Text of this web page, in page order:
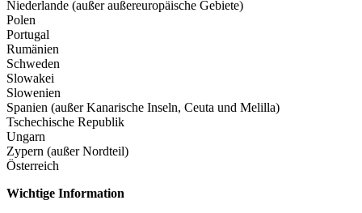
Niederlande (außer außereuropäische Gebiete)
Polen
Portugal
Rumänien
Schweden
Slowakei
Slowenien
Spanien (außer Kanarische Inseln, Ceuta und Melilla)
Tschechische Republik
Ungarn
Zypern (außer Nordteil)
Österreich
Wichtige Information